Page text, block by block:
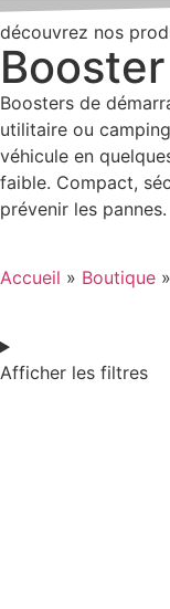
découvrez nos
Boosters de
utilitaire ou
véhicule en
faible. Compact,
prévenir les pannes.
Accueil » Boutique »
Afficher les filtres